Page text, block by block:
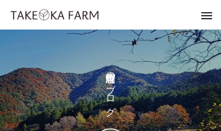
の
ブ
ロ
グ